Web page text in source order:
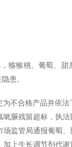
猕猴桃、葡萄、
患。
不合格产品并依
脲残留超标，执
监管局通报葡萄
上生长调节剂代